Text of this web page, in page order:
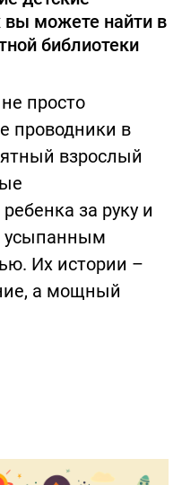
вы можете найти в
библиотеки
просто
проводники в
взрослый
за руку и
усыпанным
Их истории –
а мощный